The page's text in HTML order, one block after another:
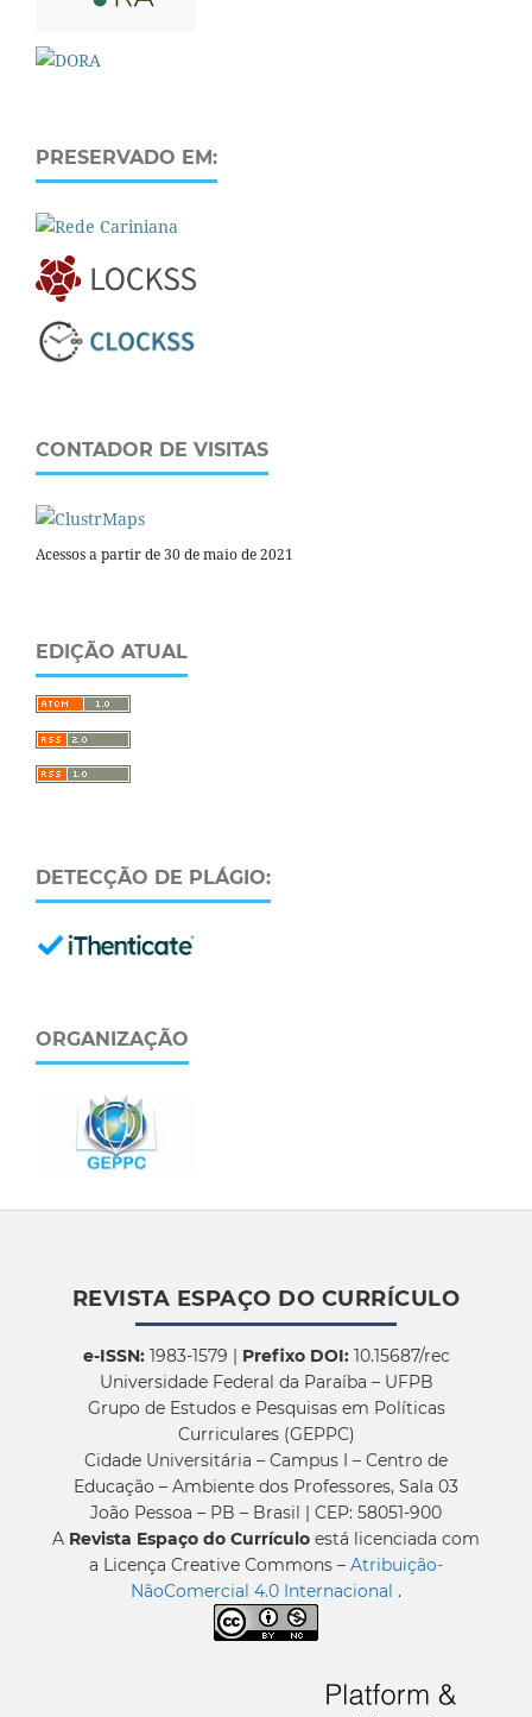
PRESERVADO EM:
CONTADOR DE VISITAS
Acessos a partir de 30 de maio de 2021
EDIÇÃO ATUAL
DETECÇÃO DE PLÁGIO:
ORGANIZAÇÃO
REVISTA ESPAÇO DO CURRÍCULO
e-ISSN:1983-1579 | Prefixo DOI:10.15687/rec
Universidade Federal da Paraíba – UFPB
Grupo de Estudos e Pesquisas em Políticas
Curriculares (GEPPC)
Cidade Universitária – Campus I – Centro de
Educação – Ambiente dos Professores, Sala 03
João Pessoa – PB – Brasil | CEP: 58051-900
A Revista Espaço do Currículo está licenciada com
a Licença Creative Commons – Atribuição-
NãoComercial 4.0 Internacional .